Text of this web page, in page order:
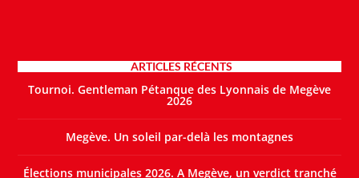
ARTICLES RÉCENTS
Tournoi. Gentleman Pétanque des Lyonnais de Megève
2026
Megève. Un soleil par-delà les montagnes
Élections municipales 2026. A Megève, un verdict tranché